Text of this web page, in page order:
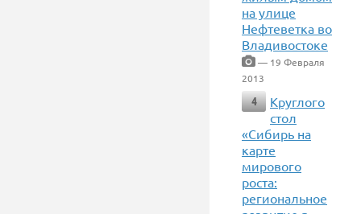
на улице
Нефтеветка во
Владивостоке
— 19 Февраля
2013
4
Круглого
стол
«Сибирь на
карте
мирового
роста:
региональное